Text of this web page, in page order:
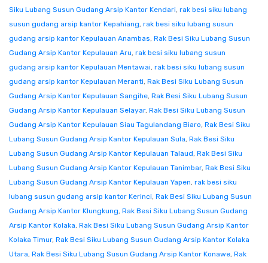
Siku Lubang Susun Gudang Arsip Kantor Kendari, rak besi siku lubang
susun gudang arsip kantor Kepahiang, rak besi siku lubang susun
gudang arsip kantor Kepulauan Anambas, Rak Besi Siku Lubang Susun
Gudang Arsip Kantor Kepulauan Aru, rak besi siku lubang susun
gudang arsip kantor Kepulauan Mentawai, rak besi siku lubang susun
gudang arsip kantor Kepulauan Meranti, Rak Besi Siku Lubang Susun
Gudang Arsip Kantor Kepulauan Sangihe, Rak Besi Siku Lubang Susun
Gudang Arsip Kantor Kepulauan Selayar, Rak Besi Siku Lubang Susun
Gudang Arsip Kantor Kepulauan Siau Tagulandang Biaro, Rak Besi Siku
Lubang Susun Gudang Arsip Kantor Kepulauan Sula, Rak Besi Siku
Lubang Susun Gudang Arsip Kantor Kepulauan Talaud, Rak Besi Siku
Lubang Susun Gudang Arsip Kantor Kepulauan Tanimbar, Rak Besi Siku
Lubang Susun Gudang Arsip Kantor Kepulauan Yapen, rak besi siku
lubang susun gudang arsip kantor Kerinci, Rak Besi Siku Lubang Susun
Gudang Arsip Kantor Klungkung, Rak Besi Siku Lubang Susun Gudang
Arsip Kantor Kolaka, Rak Besi Siku Lubang Susun Gudang Arsip Kantor
Kolaka Timur, Rak Besi Siku Lubang Susun Gudang Arsip Kantor Kolaka
Utara, Rak Besi Siku Lubang Susun Gudang Arsip Kantor Konawe, Rak